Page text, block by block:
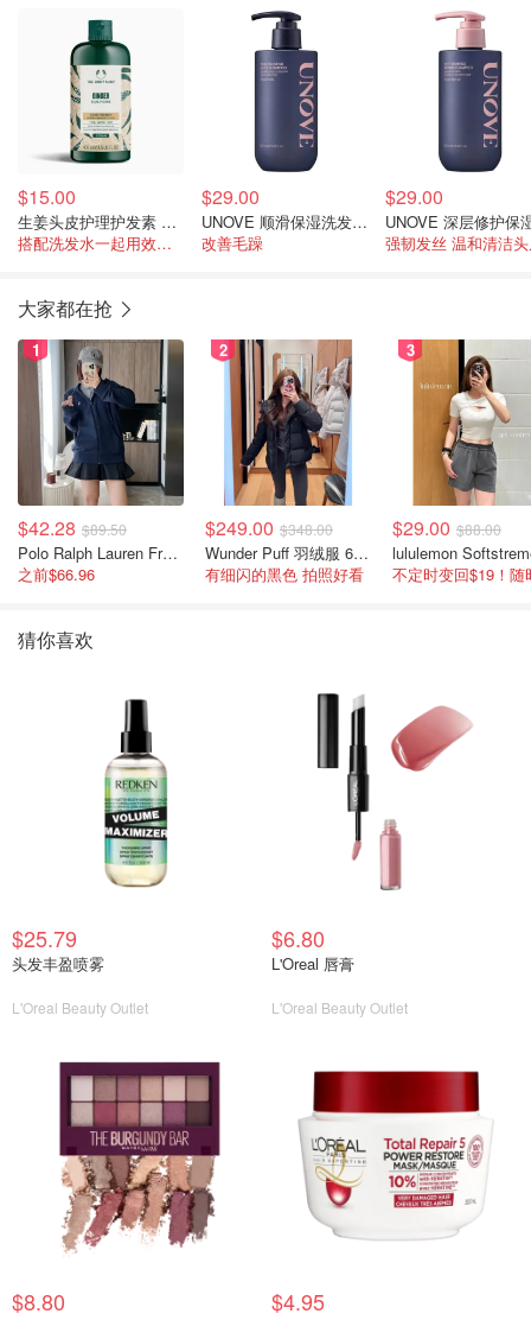
$15.00
生姜头皮护理护发素 250ml
搭配洗发水一起用效果plus
$29.00
UNOVE 顺滑保湿洗发水290ml
改善毛躁
$29.00
强韧发丝 温和清洁
大家都在抢
1
$42.28 $89.50
Polo Ralph Lauren French Terry 女童连帽卫衣 7-16码
之前$66.96
2
$249.00 $348.00
Wunder Puff 羽绒服 600蓬松度
有细闪的黑色 拍照好看
3
$29.00 $88.00
猜你喜欢
$25.79
头发丰盈喷雾
L'Oreal Beauty Outlet
$6.80
L'Oreal 唇膏
L'Oreal Beauty Outlet
$8.80 $4.95